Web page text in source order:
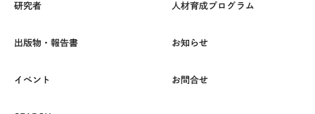
研究者 人材育成プログラム
出版物・報告書 お知らせ
イベント お問合せ